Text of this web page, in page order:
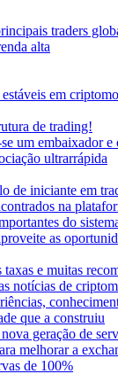
traders
alta
em
de trading!
um embaixador
ultrarrápida
de iniciante em
na
do
as
e muitas
notícias de
que a construiu
geração de
melhorar a
de 100%